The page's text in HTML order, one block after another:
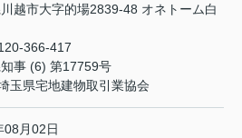
越市大字的場2839-48 オネトーム白
366-417
事 (6) 第17759号
玉県宅地建物取引業協会
08月02日